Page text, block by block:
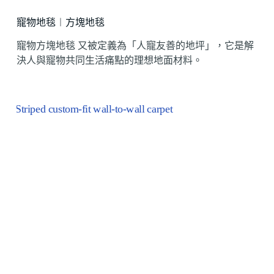
寵物地毯︱方塊地毯
寵物方塊地毯 又被定義為「人寵友善的地坪」，它是解
決人與寵物共同生活痛點的理想地面材料。